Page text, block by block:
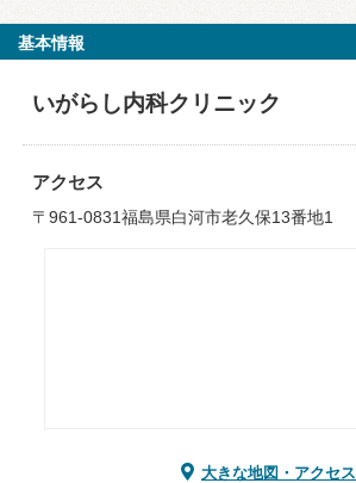
基本情報
いがらし内科クリニック
アクセス
〒961-0831福島県白河市老久保13番地1
大きな地図・アクセス